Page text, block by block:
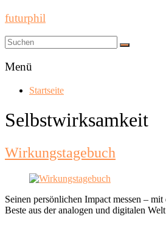
futurphil
Menü
Startseite
Selbstwirksamkeit
Wirkungstagebuch
Seinen persönlichen Impact messen –
Beste aus der analogen und digitalen